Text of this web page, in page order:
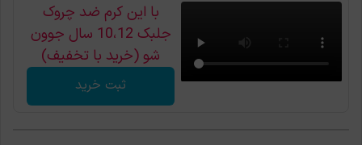
با این کرم ضد چروک
جلبک 10،12 سال جوون
شو (خرید با تخفیف)
ثبت خرید